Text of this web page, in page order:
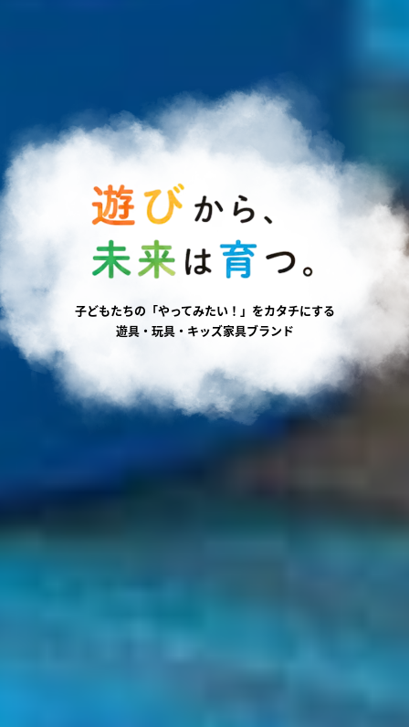
子どもたちの「やってみたい！」をカタチにする
遊具・玩具・キッズ家具ブランド